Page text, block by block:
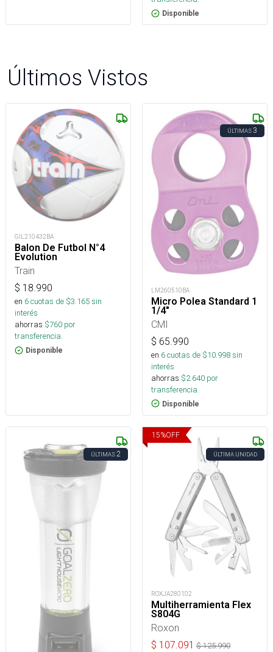
Disponible
Últimos Vistos
GIL210432BA
Balon De Futbol N°4
Evolution
Train
$ 18.990
en 6cuotas de $3.165sin
interés
ahorras $760 por
transferencia.
Disponible
ÚLTIMAS3
LM260510BA
Micro Polea Standard 1
1/4"
CMI
$ 65.990
en 6cuotas de $10.998sin
interés
ahorras $2.640 por
transferencia.
Disponible
ÚLTIMAS2
15%OFF
ÚLTIMA UNIDAD
ROXJA280102
Multiherramienta Flex
S804G
Roxon
$ 107.091 $125.990